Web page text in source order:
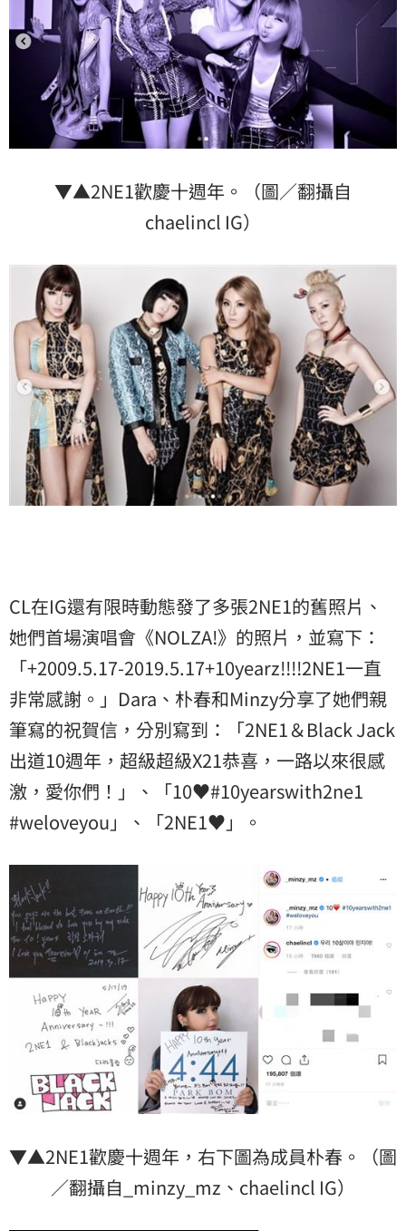
▼▲2NE1歡慶十週年。（圖／翻攝自
chaelincl IG）
CL在IG還有限時動態發了多張2NE1的舊照片、
她們首場演唱會《NOLZA!》的照片，並寫下：
「+2009.5.17-2019.5.17+10yearz!!!!2NE1一直
非常感謝。」Dara、朴春和Minzy分享了她們親
筆寫的祝賀信，分別寫到：「2NE1＆Black Jack
出道10週年，超級超級X21恭喜，一路以來很感
激，愛你們！」、「10♥#10yearswith2ne1
#weloveyou」、「2NE1♥」。
▼▲2NE1歡慶十週年，右下圖為成員朴春。（圖
／翻攝自_minzy_mz、chaelincl IG）